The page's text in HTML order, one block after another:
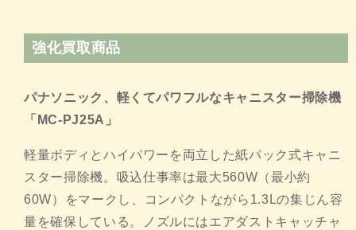
強化買取商品
パナソニック、軽くてパワフルなキャニスター掃除機
「MC- PJ25A」
軽量ボディとハイパワーを両立した紙パック式キャニ
スター掃除機。吸込仕事率は最大560W（最小約
60W）をマークし、
コンパクトながら1.3Lの集じん容
量を確保している。
ノズルにはエアダストキャッチャ